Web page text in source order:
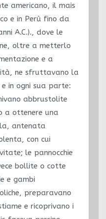
americano, il mais
e in Perù fino da
A.C.)., dove le
oltre a metterlo
e a
ne sfruttavano la
in ogni sua parte:
abbrustolite
a ottenere una
antenata
con cui
le pannocchie
bollite o cotte
e gambi
preparavano
e ricoprivano i